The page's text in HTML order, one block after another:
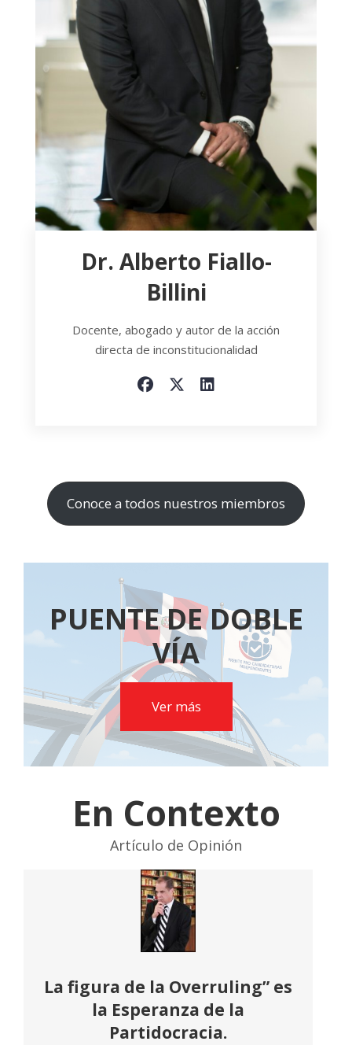
Dr. Alberto Fiallo-
Billini
Docente, abogado y autor de la acción
directa de inconstitucionalidad
Conoce a todos nuestros miembros
PUENTE DE DOBLE
VÍA
Ver más
En Contexto
Artículo de Opinión
La figura de la Overruling” es
la Esperanza de la
Partidocracia.